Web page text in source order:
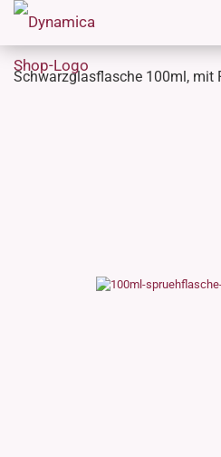
Schwarzglasflasche 100ml, mit